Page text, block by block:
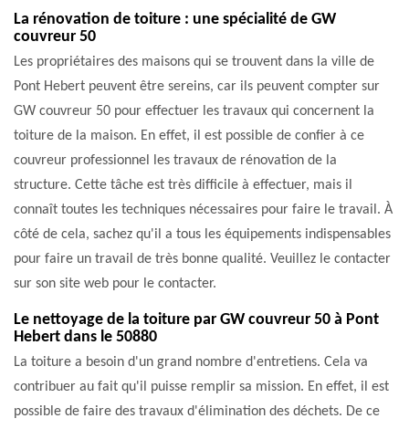
La rénovation de toiture : une spécialité de GW
couvreur 50
Les propriétaires des maisons qui se trouvent dans la ville de
Pont Hebert peuvent être sereins, car ils peuvent compter sur
GW couvreur 50 pour effectuer les travaux qui concernent la
toiture de la maison. En effet, il est possible de confier à ce
couvreur professionnel les travaux de rénovation de la
structure. Cette tâche est très difficile à effectuer, mais il
connaît toutes les techniques nécessaires pour faire le travail. À
côté de cela, sachez qu'il a tous les équipements indispensables
pour faire un travail de très bonne qualité. Veuillez le contacter
sur son site web pour le contacter.
Le nettoyage de la toiture par GW couvreur 50 à Pont
Hebert dans le 50880
La toiture a besoin d'un grand nombre d'entretiens. Cela va
contribuer au fait qu'il puisse remplir sa mission. En effet, il est
possible de faire des travaux d'élimination des déchets. De ce